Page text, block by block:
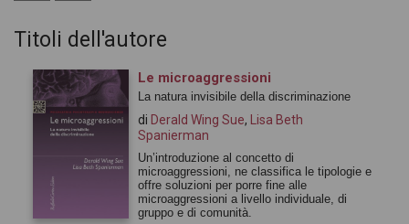
Titoli dell'autore
Le microaggressioni
La natura invisibile della discriminazione
di Derald Wing Sue,
Lisa Beth
Spanierman
Un’introduzione al concetto di
microaggressioni, ne classifica le tipologie e
offre soluzioni per porre fine alle
microaggressioni a livello individuale, di
gruppo e di comunità.